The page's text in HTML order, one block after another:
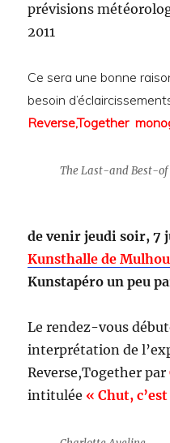
prévisions
2011
Ce sera une bonne
besoin
Reverse,Together
The Last-and Best-of
de venir jeudi soir, 7
Kunsthalle de
Kunstapéro un peu
Le rendez-vous
interprétation de
Reverse,Together par
intitulée « Chut,